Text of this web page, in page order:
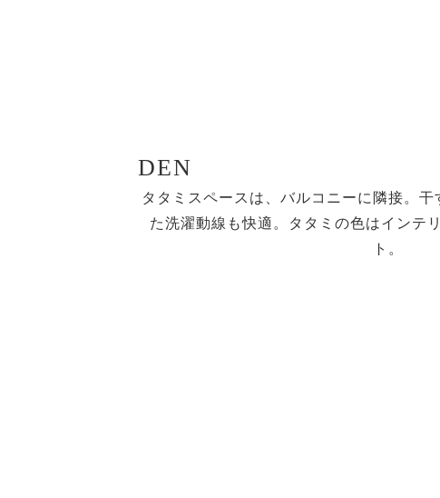
DEN
タタミスペースは、バルコニーに隣接。
た洗濯動線も快適。タタミの色はインテ
ト。